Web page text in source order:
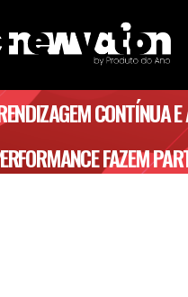
CONTÍNUA
FAZEM